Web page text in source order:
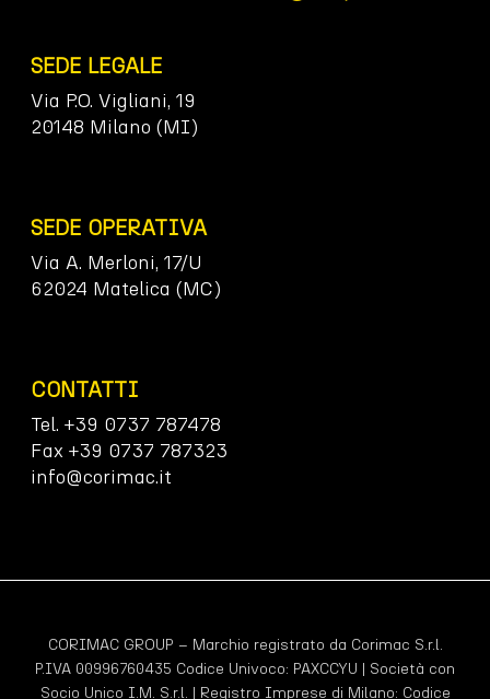
SEDE LEGALE
Via P.O. Vigliani, 19
20148 Milano (MI)
SEDE OPERATIVA
Via A. Merloni, 17/U
62024 Matelica (MC)
CONTATTI
Tel. +39 0737 787478
Fax +39 0737 787323
info@corimac.it
CORIMAC GROUP – Marchio registrato da Corimac S.r.l.
P.IVA 00996760435 Codice Univoco: PAXCCYU | Società con
Socio Unico I.M. S.r.l. | Registro Imprese di Milano: Codice